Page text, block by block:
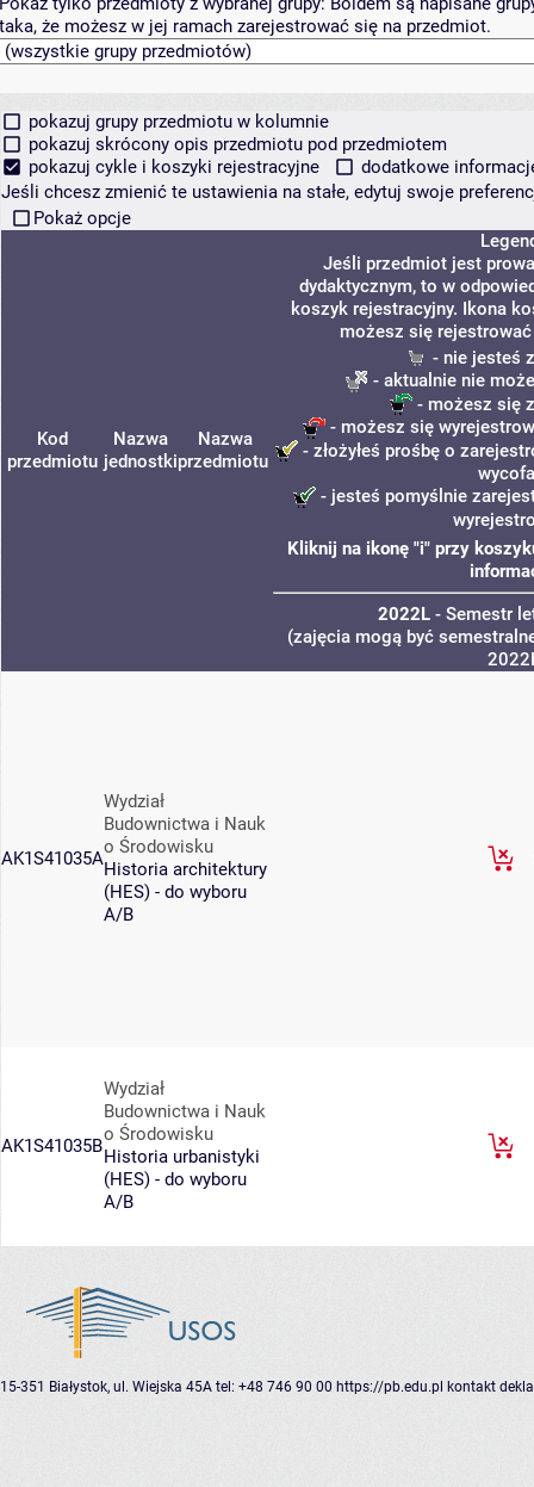
taka, że możesz w jej ramach zarejestrować się na przedmiot.
pokazuj grupy przedmiotu w kolumnie
pokazuj skrócony opis przedmiotu pod przedmiotem
pokazuj cykle i koszyki rejestracyjne
dodatkowe
Jeśli chcesz zmienić te ustawienia na stałe, edytuj swoje
Pokaż opcje
Kod
przedmiotu
Nazwa
jednostki
Nazwa
przedmiotu
Jeśli przedmiot jest
dydaktycznym, to w
koszyk rejestracyjny. Ikona
możesz się
- nie jesteś
- aktualnie nie
- możesz się
- możesz się
- złożyłeś prośbę o
- jesteś pomyślnie
Kliknij na ikonę "i" przy
2022L - Semestr
(zajęcia mogą być
AK1S41035A
Wydział
Budownictwa i Nauk
o Środowisku
Historia architektury
(HES) - do wyboru
A/B
AK1S41035B
Wydział
Budownictwa i Nauk
o Środowisku
Historia urbanistyki
(HES) - do wyboru
A/B
15-351 Białystok, ul. Wiejska 45A tel: +48 746 90 00 https://pb.edu.pl kontakt